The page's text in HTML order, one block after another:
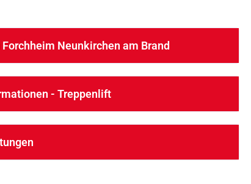
Neunkirchen am Brand
- Treppenlift